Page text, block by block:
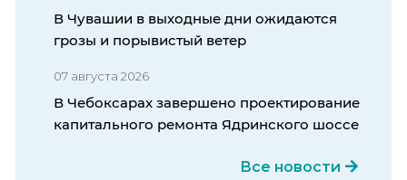
В Чувашии в выходные дни ожидаются
грозы и порывистый ветер
07 августа 2026
В Чебоксарах завершено проектирование
капитального ремонта Ядринского шоссе
Все новости